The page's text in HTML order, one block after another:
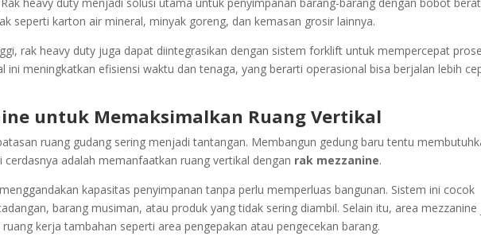
seperti karton air mineral, minyak goreng, dan kemasan grosir lainnya.
rak heavy duty juga dapat diintegrasikan dengan sistem forklift untuk mempercepat
ini meningkatkan efisiensi waktu dan tenaga, yang berarti operasional bisa berjalan lebih
untuk Memaksimalkan Ruang Vertikal
ruang gudang sering menjadi tantangan. Membangun gedung baru tentu
cerdasnya adalah memanfaatkan ruang vertikal dengan rak mezzanine.
kapasitas penyimpanan tanpa perlu memperluas bangunan. Sistem ini cocok
barang musiman, atau produk yang tidak sering diambil. Selain itu, area mezzanine
kerja tambahan seperti area pengepakan atau pengecekan barang.